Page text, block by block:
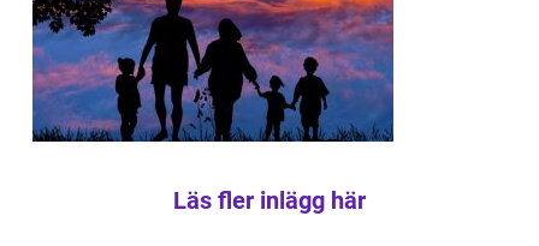
Läs fler inlägg här